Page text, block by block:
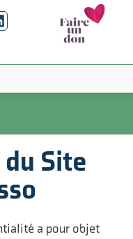
Site
a pour objet